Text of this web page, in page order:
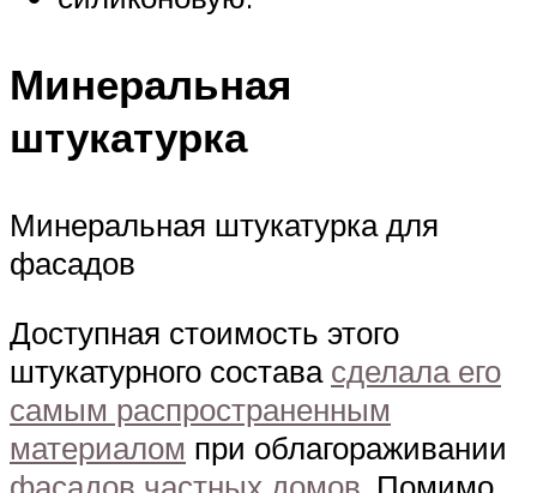
Минеральная
штукатурка
Минеральная штукатурка для
фасадов
Доступная стоимость этого
штукатурного состава сделала его
самым распространенным
материалом при облагораживании